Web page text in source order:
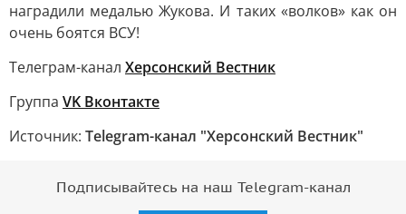
наградили медалью Жукова. И таких «волков» как он
очень боятся ВСУ!
Телеграм-канал Херсонский Вестник
Группа VK Вконтакте
Источник: Telegram-канал "Херсонский Вестник"
Подписывайтесь на наш Telegram-канал